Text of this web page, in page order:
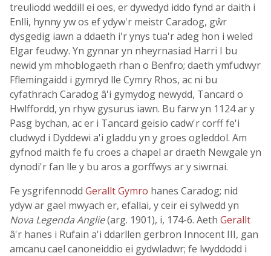
treuliodd weddill ei oes, er dywedyd iddo fynd ar daith i
Enlli, hynny yw os ef ydyw'r meistr Caradog, gŵr
dysgedig iawn a ddaeth i'r ynys tua'r adeg hon i weled
Elgar feudwy. Yn gynnar yn nheyrnasiad Harri I bu
newid ym mhoblogaeth rhan o Benfro; daeth ymfudwyr
Fflemingaidd i gymryd lle Cymry Rhos, ac ni bu
cyfathrach Caradog â'i gymydog newydd, Tancard o
Hwlffordd, yn rhyw gysurus iawn. Bu farw yn 1124 ar y
Pasg bychan, ac er i Tancard geisio cadw'r corff fe'i
cludwyd i Dyddewi a'i gladdu yn y groes ogleddol. Am
gyfnod maith fe fu croes a chapel ar draeth Newgale yn
dynodi'r fan lle y bu aros a gorffwys ar y siwrnai.
Fe ysgrifennodd Gerallt Gymro hanes Caradog; nid
ydyw ar gael mwyach er, efallai, y ceir ei sylwedd yn
Nova Legenda Anglie(arg. 1901), i, 174-6. Aeth Gerallt
â'r hanes i Rufain a'i ddarllen gerbron Innocent III, gan
amcanu cael canoneiddio ei gydwladwr; fe lwyddodd i